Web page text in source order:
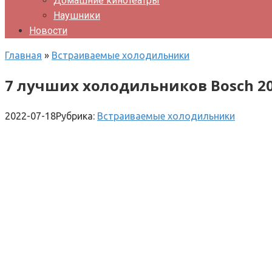
Наушники
Новости
Главная » Встраиваемые холодильники
7 лучших холодильников Bosch
2022-07-18Рубрика: Встраиваемые холодильники